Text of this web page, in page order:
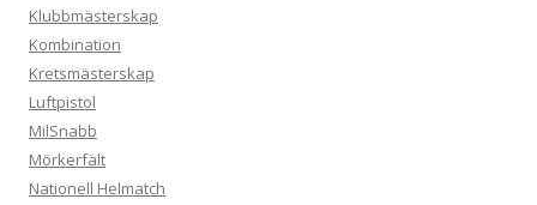
Klubbmästerskap
Kombination
Kretsmästerskap
Luftpistol
MilSnabb
Mörkerfält
Nationell Helmatch